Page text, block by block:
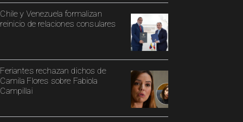
Chile y Venezuela formalizan
reinicio de relaciones consulares
Feriantes rechazan dichos de
Camila Flores sobre Fabiola
Campillai